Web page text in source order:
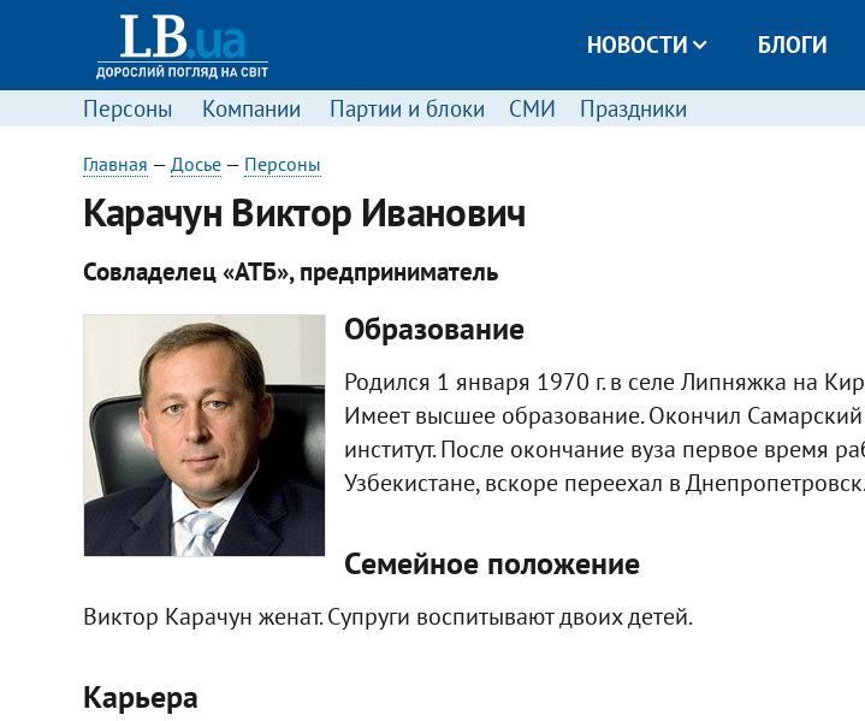
НОВОСТИ БЛОГИ
Персоны Компании Партии и блоки СМИ Праздники
Главная — Досье— Персоны
Карачун Виктор Иванович
Совладелец «АТБ», предприниматель
Образование
Родился 1 января 1970 г. в селе Липняжка на
Имеет высшее образование. Окончил
институт. После окончание вуза первое время
Узбекистане, вскоре переехал в
Семейное положение
Виктор Карачун женат. Супруги воспитывают двоих детей.
Карьера